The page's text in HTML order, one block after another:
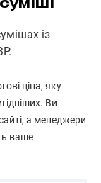
із
ціна, яку
Ви
а менеджери
ваше